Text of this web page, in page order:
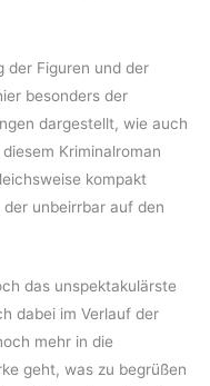
der Figuren und der
besonders der
dargestellt, wie auch
Kriminalroman
kompakt
unbeirrbar auf den
das unspektakulärste
dabei im Verlauf der
mehr in die
geht, was zu begrüßen